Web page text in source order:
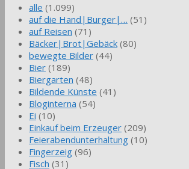
alle (1.099)
auf die Hand|Burger|… (51)
auf Reisen (71)
Bäcker|Brot|Gebäck (80)
bewegte Bilder (44)
Bier (189)
Biergarten (48)
Bildende Künste (41)
Bloginterna (54)
Ei (10)
Einkauf beim Erzeuger (209)
Feierabendunterhaltung (10)
Fingerzeig (96)
Fisch (31)